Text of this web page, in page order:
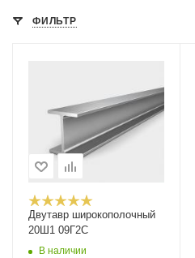
ФИЛЬТР
Двутавр широкополочный
20Ш1 09Г2С
В наличии